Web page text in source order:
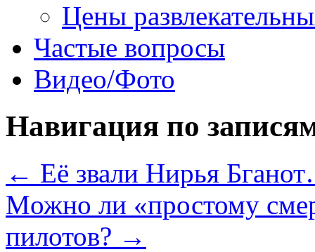
Цены
Частые вопросы
Видео/Фото
Навигация по
← Её звали Нирья
Mожно ли «простому
пилотов? →